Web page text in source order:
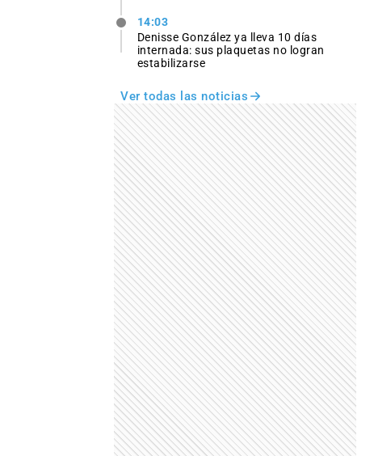
14:03
Denisse González ya lleva 10 días
internada: sus plaquetas no logran
estabilizarse
Ver todas las noticias